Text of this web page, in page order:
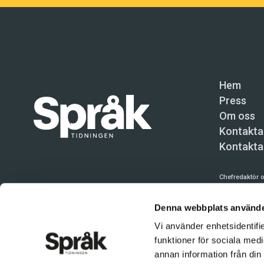
Denna webbplats
Vi använder
funktioner för sociala
annan information från
Hem
Press
Om oss
Chefredaktör
Användning
tillåten.